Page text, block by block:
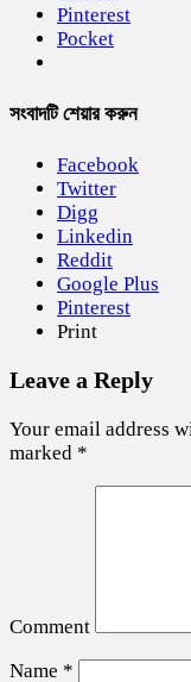
Pinterest
Pocket
সংবাদটি শেয়ার করুন
Facebook
Twitter
Digg
Linkedin
Reddit
Google Plus
Pinterest
Print
Leave a Reply
Your email address
marked *
Comment
Name *